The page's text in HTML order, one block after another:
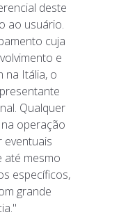
deste
ao usuário.
cuja
e
na Itália, o
Qualquer
operação
eventuais
até mesmo
específicos,
grande